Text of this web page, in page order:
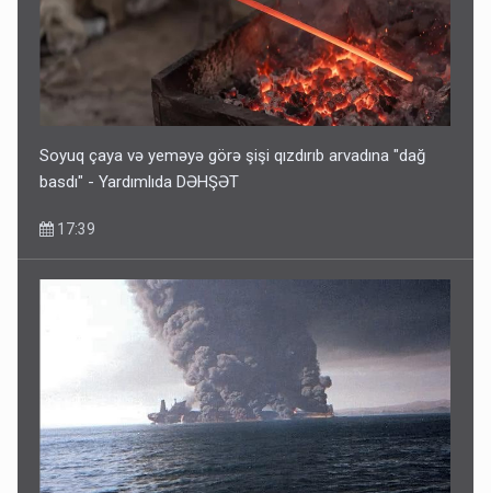
Soyuq çaya və yeməyə görə şişi qızdırıb arvadına "dağ
basdı" - Yardımlıda DƏHŞƏT
17:39